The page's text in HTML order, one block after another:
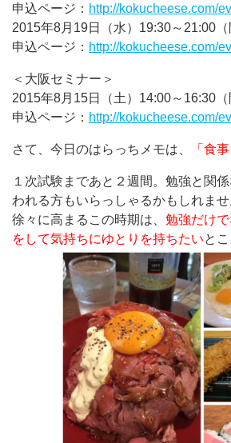
申込ページ： http://kokucheese.com/
2015年8月19日（水）19:30～21:00（
申込ページ： http://kokucheese.com/
＜大阪セミナー＞
2015年8月15日（土）14:00～16:30（
申込ページ： http://kokucheese.com/
さて、今日のはらっちメモは、 「食
１次試験まであと２週間。勉強と関
われる方もいらっしゃるかもしれま
徐々に高まるこの時期は、 勉強だけ
をして気持ちにゆとりを持ちたいとこ